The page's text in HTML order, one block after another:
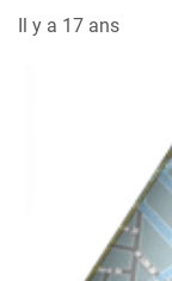
Il y a 17 ans